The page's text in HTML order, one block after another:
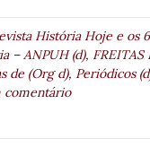
História Hoje e os
– ANPUH (d),
de (Org d), Periódicos
comentário